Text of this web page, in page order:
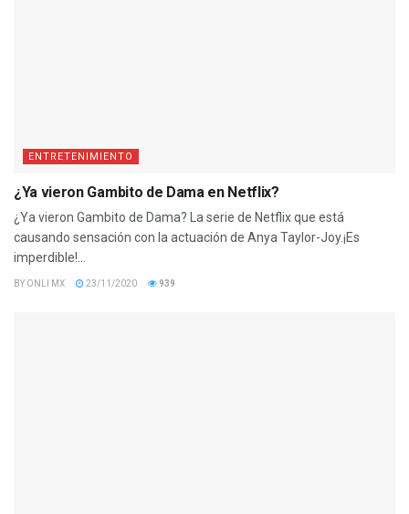
ENTRETENIMIENTO
¿Ya vieron Gambito de Dama en Netflix?
¿Ya vieron Gambito de Dama? La serie de Netflix que está
causando sensación con la actuación de Anya Taylor-Joy.¡Es
imperdible!...
BY ONLI MX 23/11/2020 939